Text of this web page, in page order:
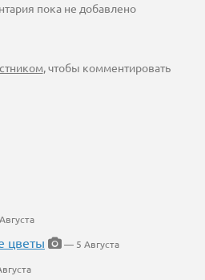
пока не добавлено
, чтобы комментировать
цветы
— 5 Августа